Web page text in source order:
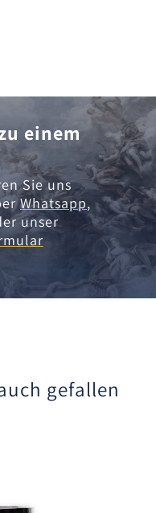
einem
Sie uns
Whatsapp,
unser
gefallen